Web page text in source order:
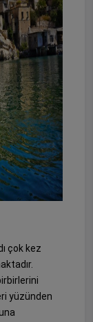
çok kez
yüzünden